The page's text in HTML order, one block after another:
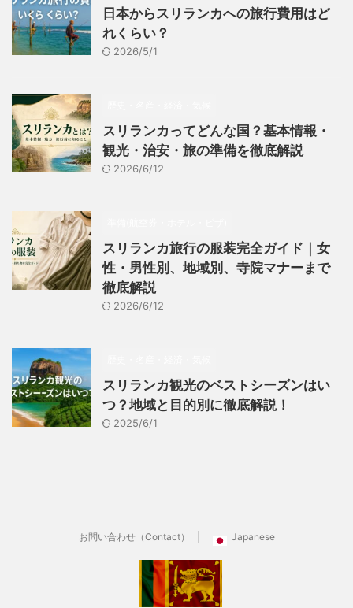
日本からスリランカへの旅行費用はど
れくらい？
2026/5/1
スリランカってどんな国？基本情報・
観光・治安・旅の準備を徹底解説
2026/6/12
スリランカ旅行の服装完全ガイド｜女
性・男性別、地域別、寺院マナーまで
徹底解説
2026/6/12
スリランカ観光のベストシーズンはい
つ？地域と目的別に徹底解説！
2025/6/1
お問い合わせ（Contact） Japanese